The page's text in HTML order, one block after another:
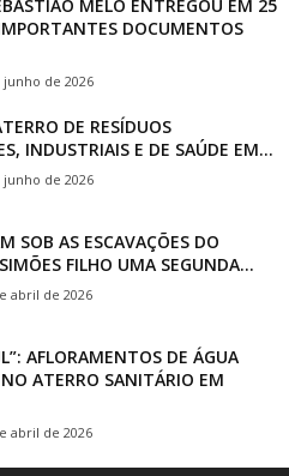
MELO ENTREGOU EM 25
DOCUMENTOS
junho de 2026
DE RESÍDUOS
INDUSTRIAIS E DE SAÚDE EM...
junho de 2026
SOB AS ESCAVAÇÕES DO
FILHO UMA SEGUNDA...
abril de 2026
AFLORAMENTOS DE ÁGUA
ATERRO SANITÁRIO EM
abril de 2026